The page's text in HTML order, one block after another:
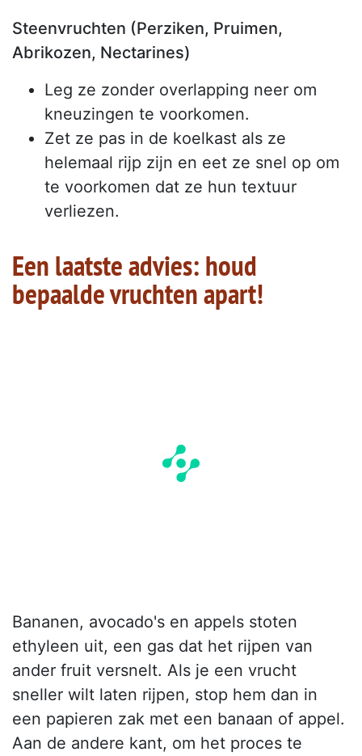
Steenvruchten (Perziken, Pruimen,
Abrikozen, Nectarines)
Leg ze zonder overlapping neer om
kneuzingen te voorkomen.
Zet ze pas in de koelkast als ze
helemaal rijp zijn en eet ze snel op om
te voorkomen dat ze hun textuur
verliezen.
Een laatste advies: houd
bepaalde vruchten apart!
Bananen, avocado's en appels stoten
ethyleen uit, een gas dat het rijpen van
ander fruit versnelt. Als je een vrucht
sneller wilt laten rijpen, stop hem dan in
een papieren zak met een banaan of appel.
Aan de andere kant, om het proces te